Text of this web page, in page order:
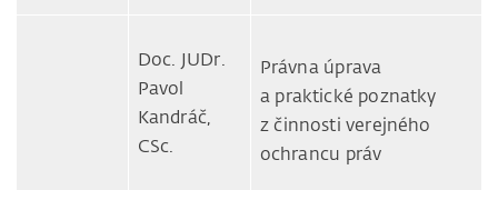
Doc. JUDr.
Pavol
Kandráč,
CSc.
Právna úprava
a praktické poznatky
z činnosti verejného
ochrancu práv